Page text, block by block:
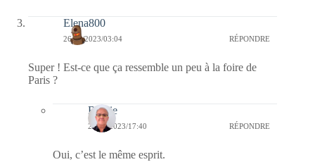
Elena800
26/04/2023/03:04 RÉPONDRE
Super ! Est-ce que ça ressemble un peu à la foire de
Paris ?
Bernie
26/04/2023/17:40 RÉPONDRE
Oui, c’est le même esprit.